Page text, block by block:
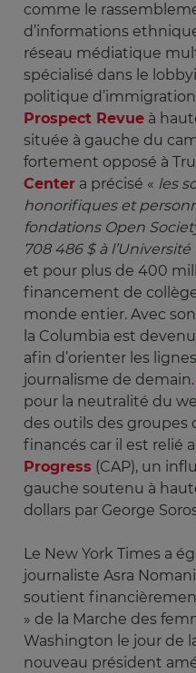
comme le
d’informations
réseau médiatique
spécialisé dans le
politique d’immigration
Prospect Revue à
située à gauche du
fortement opposé à
Center a précisé « les
honorifiques et
fondations Open
708 486 $ à
et pour plus de 400
financement de
monde entier. Avec
la Columbia est
afin d’orienter les
journalisme de demain.
pour la neutralité du
des outils des groupes
financés car il est relié
Progress (CAP), un
gauche soutenu à
dollars par George
Le New York Times a
journaliste Asra
soutient
» de la Marche des
Washington le jour de
nouveau président